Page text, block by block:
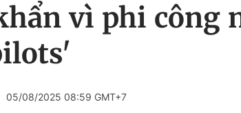
vì phi công
05/08/2025 08:59 GMT+7